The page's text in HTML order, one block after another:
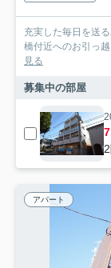
充実した毎日を送
橋付近へのお引っ
見る
募集中の部屋
アパート